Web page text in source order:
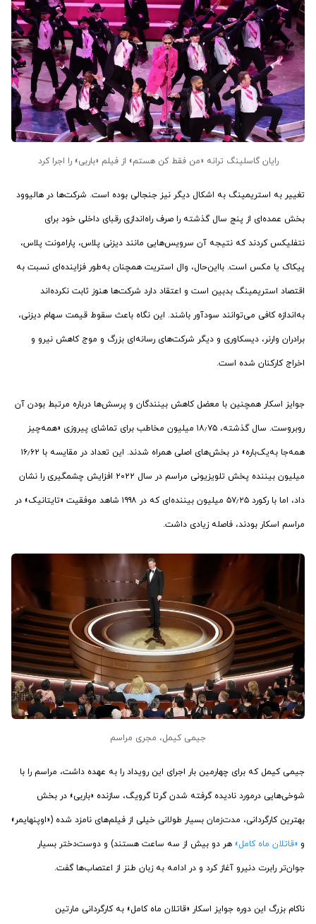
رایان گاسلینگ ترانه «من فقط کن هستم» از فیلم «باربی» را اجرا کرد
تغییر به استریمینگ به اشکال دیگر نیز جنجالی بوده است. شرکت‌ها در هالیوود
بخش عمده‌ای از پنج سال گذشته را صرف راه‌اندازی رقبای داخلی خود برای
نتفلیکس کردند که نتیجه آن سرویس‌هایی مانند دیزنی پلاس، پارامونت پلاس،
پیکاک یا مکس است. بااین‌حال، وال استریت همچنان به‌طور فزاینده‌ای نسبت به
اقتصاد استریمینگ بدبین است و اعتقاد دارد شرکت‌ها هنوز ثابت نکرده‌اند
به‌اندازه کافی می‌توانند سودآور باشند. این نگاه باعث سقوط قیمت سهام دیزنی،
برادران وارنر، دیسکاوری و دیگر شرکت‌های رسانه‌ای بزرگ و موج کاهش نیرو و
اخراج کارکنان شده است.
جوایز اسکار همچنین با معضل کاهش بینندگان و پرسش‌ها درباره مرتبط بودن آن
روبروست. سال گذشته، ۱۸٫۷۵ میلیون مخاطب برای تماشای پیروزی «همه‌چیز
همه‌جا به‌یک‌باره» در بخش‌های اصلی همراه شدند. این تعداد در مقایسه با ۱۶٫۶۲
میلیون بیننده پخش تلویزیونی مراسم در سال ۲۰۲۲ افزایش چشمگیری را نشان
داد، اما با رکورد ۵۷٫۲۵ میلیون بیننده‌ای که در ۱۹۹۸ شاهد موفقیت «تایتانیک» در
مراسم اسکار بودند، فاصله زیادی داشت.
جیمی کیمل، مجری مراسم
جیمی کیمل که برای چهارمین بار اجرای این رویداد را به عهده داشت، مراسم را با
شوخی‌هایی درمورد نادیده گرفته شدن گرتا گرویگ، سازنده «باربی» در بخش
بهترین کارگردانی، مدت‌زمان بسیار طولانی خیلی از فیلم‌های نامزد شده («اوپنهایمر»
و «قاتلان ماه کامل» هر دو بیش از سه ساعت هستند) و دوست‌دختر بسیار
جوان‌تر رابرت دنیرو آغاز کرد و در ادامه به زبان طنز از اعتصاب‌ها گفت.
ناکام بزرگ این دوره جوایز اسکار «قاتلان ماه کامل» به کارگردانی مارتین